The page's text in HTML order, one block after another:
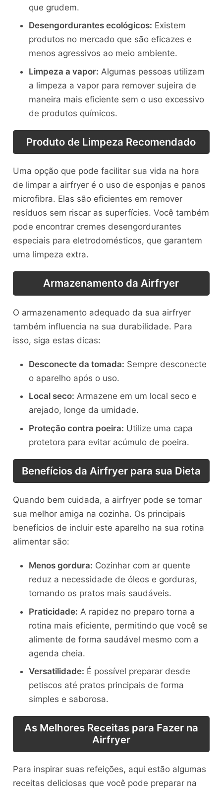
que grudem.
Desengordurantes ecológicos: Existem
produtos no mercado que são eficazes e
menos agressivos ao meio ambiente.
Limpeza a vapor: Algumas pessoas utilizam
a limpeza a vapor para remover sujeira de
maneira mais eficiente sem o uso excessivo
de produtos químicos.
Produto de Limpeza Recomendado
Uma opção que pode facilitar sua vida na hora
de limpar a airfryer é o uso de esponjas e panos
microfibra. Elas são eficientes em remover
resíduos sem riscar as superfícies. Você também
pode encontrar cremes desengordurantes
especiais para eletrodomésticos, que garantem
uma limpeza extra.
Armazenamento da Airfryer
O armazenamento adequado da sua airfryer
também influencia na sua durabilidade. Para
isso, siga estas dicas:
Desconecte da tomada: Sempre desconecte
o aparelho após o uso.
Local seco: Armazene em um local seco e
arejado, longe da umidade.
Proteção contra poeira: Utilize uma capa
protetora para evitar acúmulo de poeira.
Benefícios da Airfryer para sua Dieta
Quando bem cuidada, a airfryer pode se tornar
sua melhor amiga na cozinha. Os principais
benefícios de incluir este aparelho na sua rotina
alimentar são:
Menos gordura: Cozinhar com ar quente
reduz a necessidade de óleos e gorduras,
tornando os pratos mais saudáveis.
Praticidade: A rapidez no preparo torna a
rotina mais eficiente, permitindo que você se
alimente de forma saudável mesmo com a
agenda cheia.
Versatilidade: É possível preparar desde
petiscos até pratos principais de forma
simples e saborosa.
As Melhores Receitas para Fazer na
Airfryer
Para inspirar suas refeições, aqui estão algumas
receitas deliciosas que você pode preparar na